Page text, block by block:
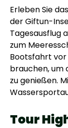
Erleben Sie
der Giftun-
Tagesausflug
zum
Bootsfahrt vor
brauchen, um
zu genießen.
Tour